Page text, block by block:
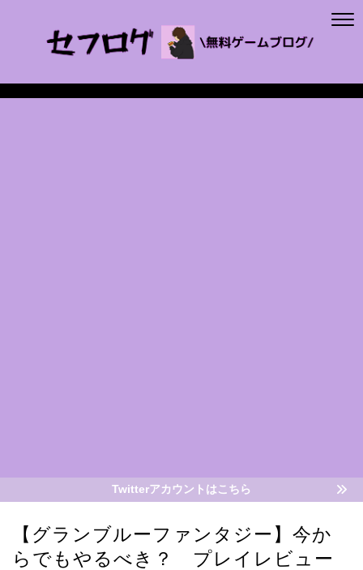
Twitterアカウントはこちら
【グランブルーファンタジー】今か
らでもやるべき？ プレイレビュー